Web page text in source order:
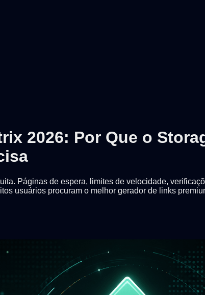
2026: Por Que o
Páginas de espera, limites de velocidade,
usuários procuram o melhor gerador de links